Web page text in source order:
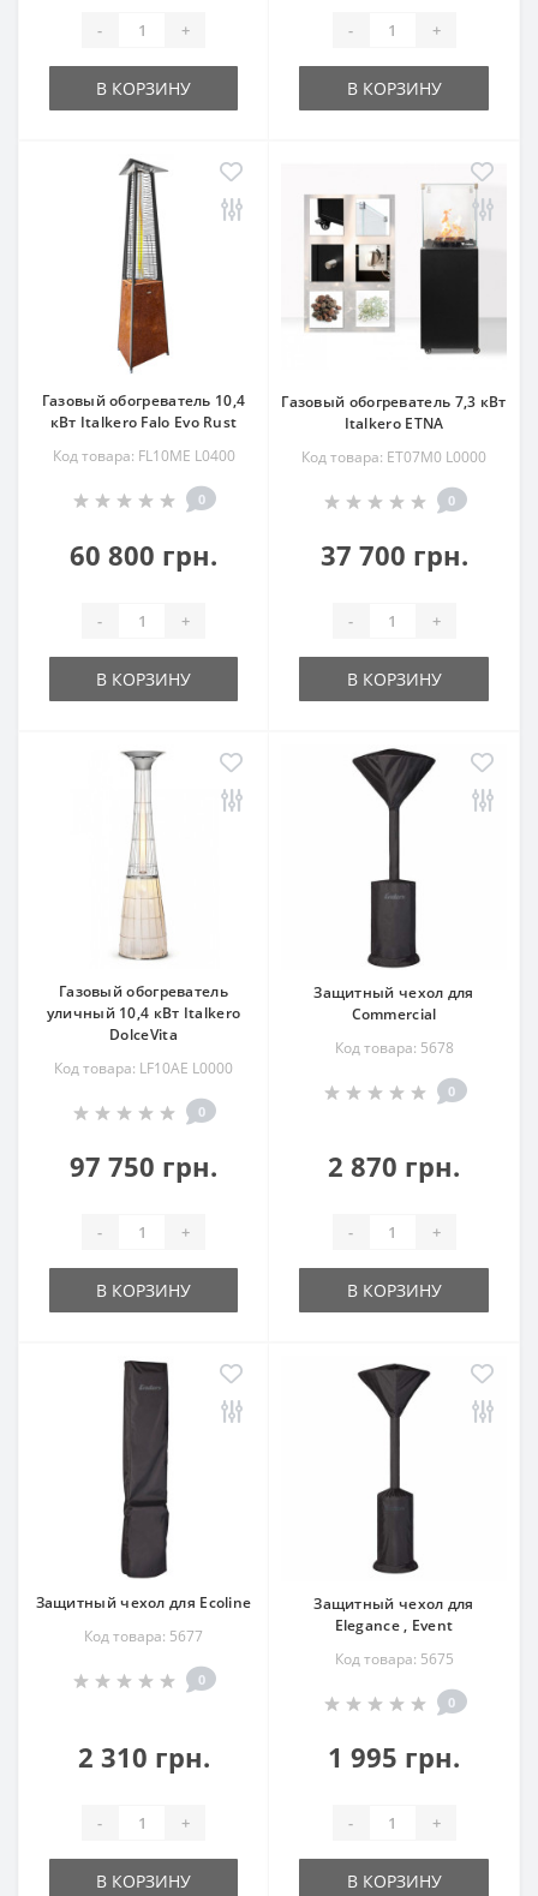
- +
В КОРЗИНУ
- +
В КОРЗИНУ
Газовый обогреватель 10,4
кВт Italkero Falo Evo Rust
Код товара: FL10ME L0400
0
60 800 грн.
- +
В КОРЗИНУ
Газовый обогреватель 7,3 кВт
Italkero ETNA
Код товара: ET07M0 L0000
0
37 700 грн.
- +
В КОРЗИНУ
Газовый обогреватель
уличный 10,4 кВт Italkero
DolceVita
Код товара: LF10AE L0000
0
97 750 грн.
- +
В КОРЗИНУ
Защитный чехол для
Commercial
Код товара: 5678
0
2 870 грн.
- +
В КОРЗИНУ
Защитный чехол для Ecoline
Код товара: 5677
0
2 310 грн.
- +
В КОРЗИНУ
Защитный чехол для
Elegance , Event
Код товара: 5675
0
1 995 грн.
- +
В КОРЗИНУ